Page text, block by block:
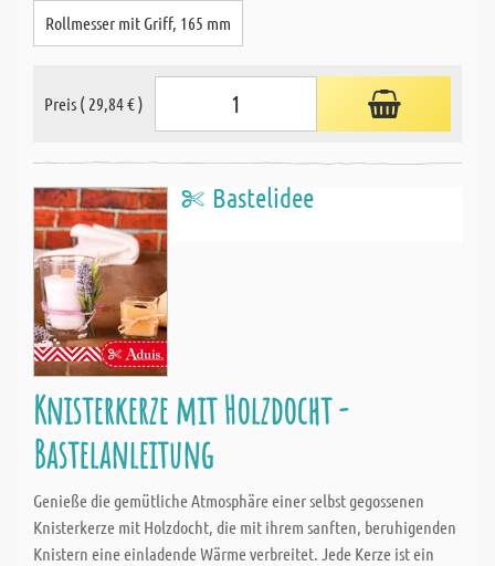
Rollmesser mit Griff, 165 mm
Preis ( 29,84 € )
Bastelidee
Knisterkerze mit Holzdocht -
Bastelanleitung
Genieße die gemütliche Atmosphäre einer selbst gegossenen
Knisterkerze mit Holzdocht, die mit ihrem sanften, beruhigenden
Knistern eine einladende Wärme verbreitet. Jede Kerze ist ein